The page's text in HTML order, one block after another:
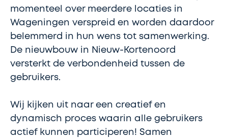
momenteel over meerdere locaties in
Wageningen verspreid en worden daardoor
belemmerd in hun wens tot samenwerking.
De nieuwbouw in Nieuw-Kortenoord
versterkt de verbondenheid tussen de
gebruikers.
Wij kijken uit naar een creatief en
dynamisch proces waarin alle gebruikers
actief kunnen participeren! Samen